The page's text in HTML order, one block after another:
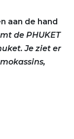
aan de hand
de PHUKET
Je ziet er